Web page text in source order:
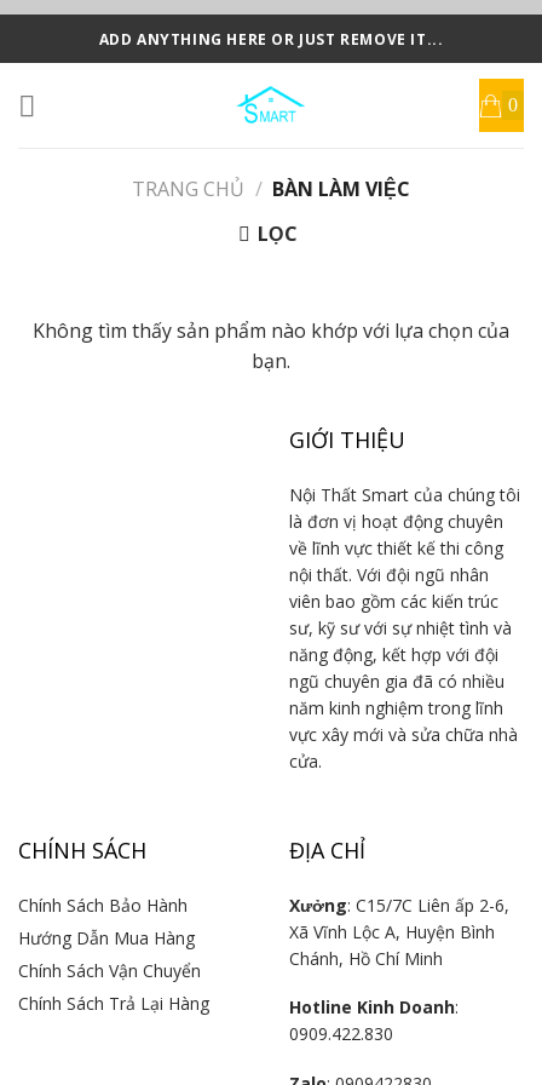
Skip
ADD ANYTHING HERE OR JUST REMOVE IT...
TRANG CHỦ / BÀN LÀM VIỆC
LỌC
Không tìm thấy sản phẩm nào khớp với lựa chọn của
bạn.
GIỚI THIỆU
Nội Thất Smart của chúng tôi
là đơn vị hoạt động chuyên
về lĩnh vực thiết kế thi công
nội thất. Với đội ngũ nhân
viên bao gồm các kiến trúc
sư, kỹ sư với sự nhiệt tình và
năng động, kết hợp với đội
ngũ chuyên gia đã có nhiều
năm kinh nghiệm trong lĩnh
vực xây mới và sửa chữa nhà
cửa.
CHÍNH SÁCH
Chính Sách Bảo Hành
Hướng Dẫn Mua Hàng
Chính Sách Vận Chuyển
Chính Sách Trả Lại Hàng
ĐỊA CHỈ
Xưởng: C15/7C Liên ấp 2-6,
Xã Vĩnh Lộc A, Huyện Bình
Chánh, Hồ Chí Minh
Hotline Kinh Doanh:
0909.422.830